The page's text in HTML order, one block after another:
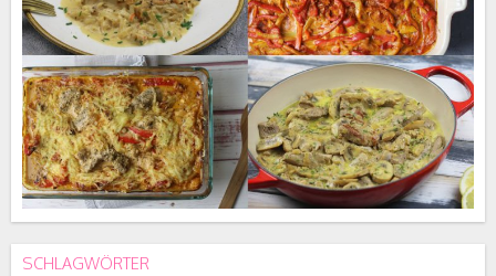
SCHLAGWÖRTER